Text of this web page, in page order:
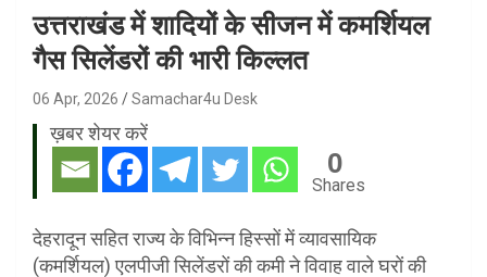
उत्तराखंड में शादियों के सीजन में कमर्शियल
गैस सिलेंडरों की भारी किल्लत
06 Apr, 2026 Samachar4u Desk
ख़बर शेयर करें
0
Shares
देहरादून सहित राज्य के विभिन्न हिस्सों में व्यावसायिक
(कमर्शियल) एलपीजी सिलेंडरों की कमी ने विवाह वाले घरों की